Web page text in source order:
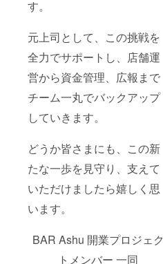
す。
元上司として、この挑戦を
全力でサポートし、店舗運
営から資金管理、広報まで
チーム一丸でバックアップ
していきます。
どうか皆さまにも、この新
たな一歩を見守り、支えて
いただけましたら嬉しく思
います。
BAR Ashu 開業プロジェク
トメンバー 一同